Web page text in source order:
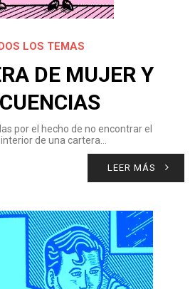
LOS TEMAS
DE MUJER Y
por el hecho de no encontrar el
de una cartera…
LEER MÁS